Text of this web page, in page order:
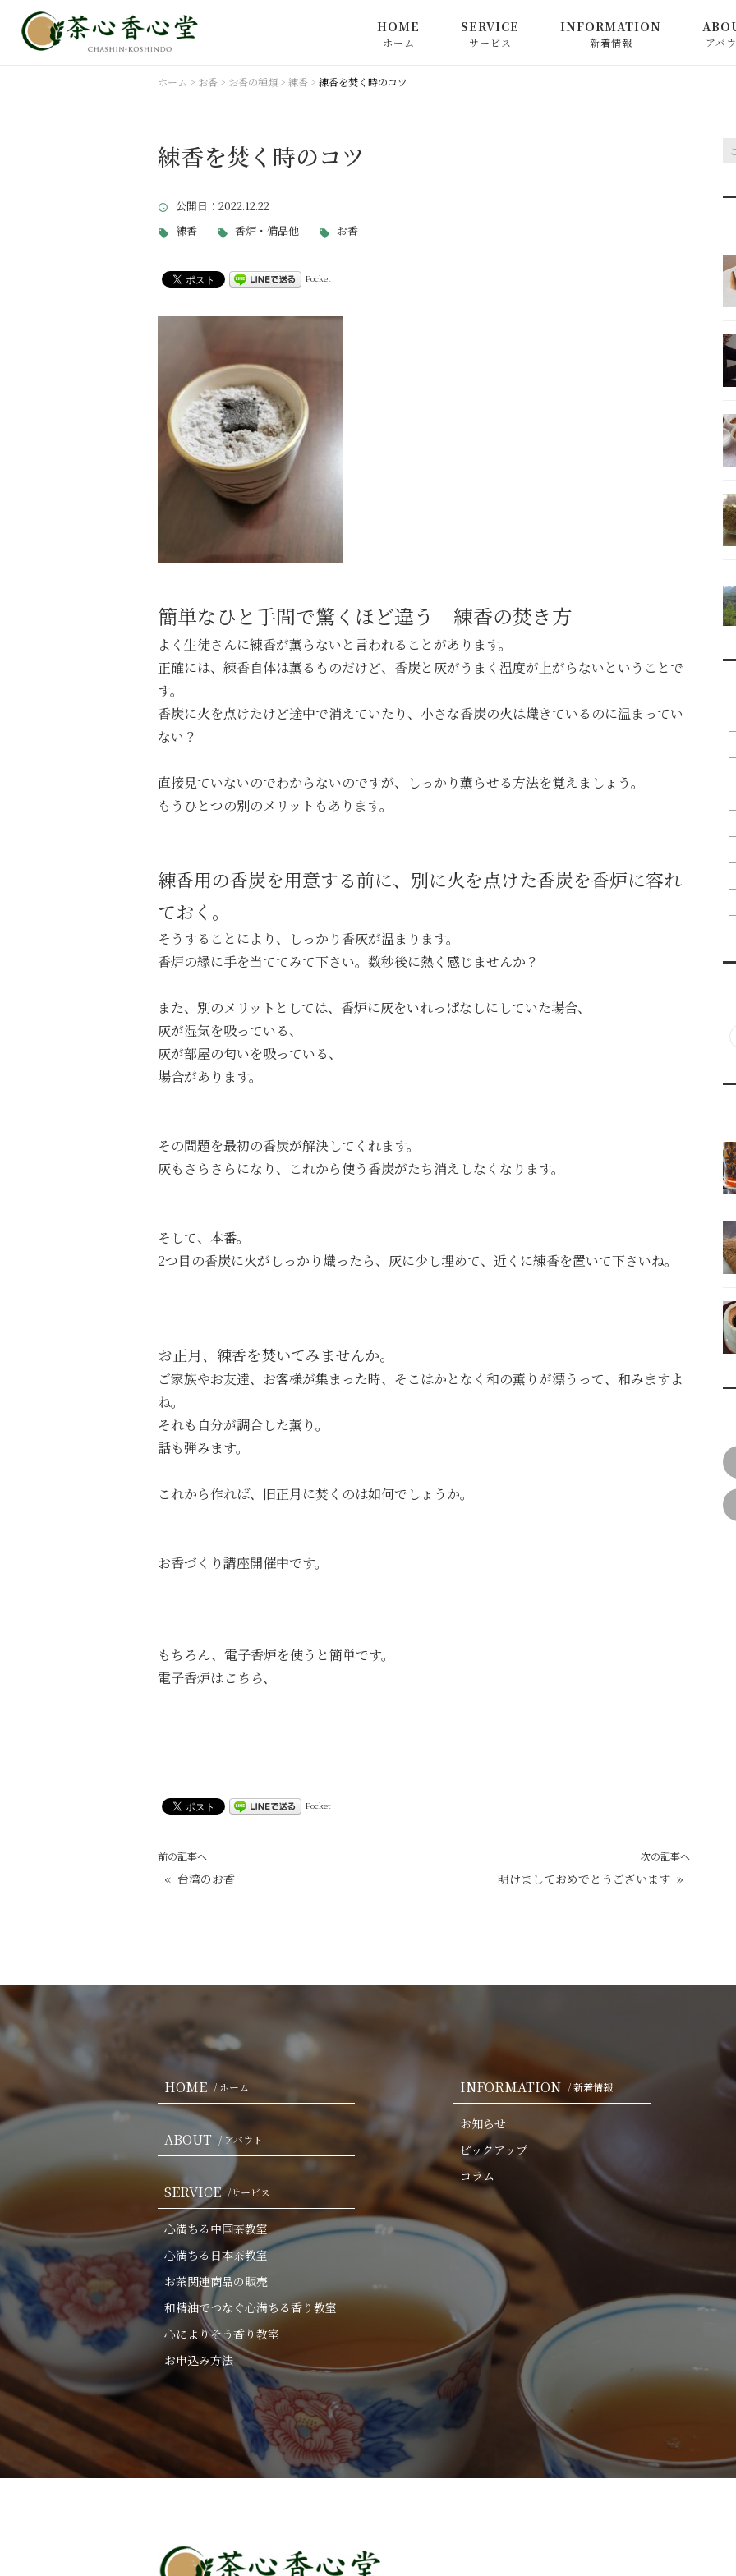
HOME
ホーム
SERVICE
サービス
INFORMATION
新着情報 アバ
ホーム > お香 > お香の種類 > 練香 > 練香を焚く時のコツ
練香を焚く時のコツ
公開日 ：2022.12.22
練香
香炉・備品他 お香
Pocket
簡単なひと手間で驚くほど違う 練香の焚き方
よく生徒さんに練香が薫らないと言われることがあります。
正確には、練香自体は薫るものだけど、香炭と灰がうまく温度が上がらないということで
す。
香炭に火を点けたけど途中で消えていたり、小さな香炭の火は熾きているのに温まってい
ない？
直接見ていないのでわからないのですが、しっかり薫らせる方法を覚えましょう。
もうひとつの別のメリットもあります。
練香用の香炭を用意する前に、別に火を点けた香炭を香炉に容れ
ておく。
そうすることにより、しっかり香灰が温まります。
香炉の縁に手を当ててみて下さい。数秒後に熱く感じませんか？
また、別のメリットとしては、香炉に灰をいれっぱなしにしていた場合、
灰が湿気を吸っている、
灰が部屋の匂いを吸っている、
場合があります。
その問題を最初の香炭が解決してくれます。
灰もさらさらになり、これから使う香炭がたち消えしなくなります。
そして、本番。
2つ目の香炭に火がしっかり熾ったら、灰に少し埋めて、近くに練香を置いて下さいね。
お正月、練香を焚いてみませんか。
ご家族やお友達、お客様が集まった時、そこはかとなく和の薫りが漂うって、和みますよ
ね。
それも自分が調合した薫り。
話も弾みます。
これから作れば、旧正月に焚くのは如何でしょうか。
お香づくり講座開催中です。
もちろん、電子香炉を使うと簡単です。
電子香炉はこちら、
Pocket
前の記事へ
« 台湾のお香
次の記事へ
明けましておめでとうございます »
HOME / ホーム
ABOUT / アバウト
SERVICE /サービス
心満ちる中国茶教室
心満ちる日本茶教室
お茶関連商品の販売
和精油でつなぐ心満ちる香り教室
心によりそう香り教室
お申込み方法
INFORMATION / 新着情報
お知らせ
ピックアップ
コラム